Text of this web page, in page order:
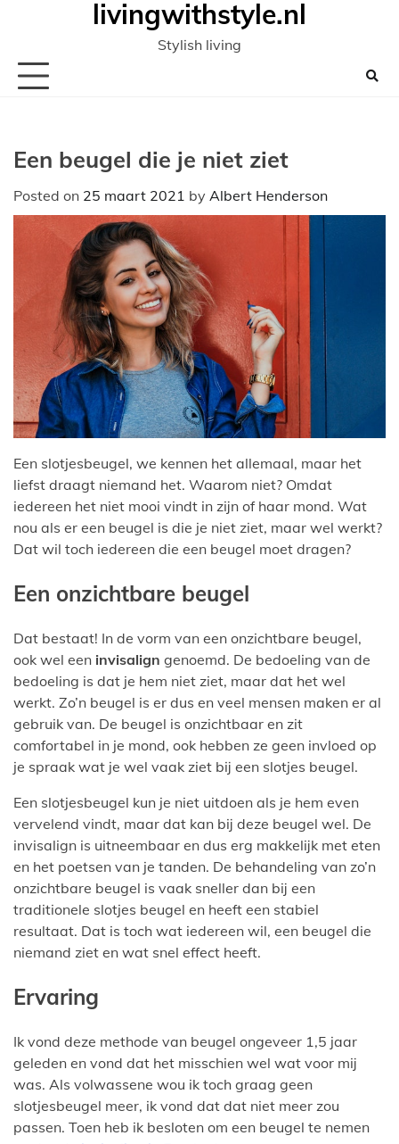
inhoud
livingwithstyle.nl
Stylish living
Een beugel die je niet ziet
Posted on 25 maart 2021 by Albert Henderson
Een slotjesbeugel, we kennen het allemaal, maar het
liefst draagt niemand het. Waarom niet? Omdat
iedereen het niet mooi vindt in zijn of haar mond. Wat
nou als er een beugel is die je niet ziet, maar wel werkt?
Dat wil toch iedereen die een beugel moet dragen?
Een onzichtbare beugel
Dat bestaat! In de vorm van een onzichtbare beugel,
ook wel een invisalign genoemd. De bedoeling van de
bedoeling is dat je hem niet ziet, maar dat het wel
werkt. Zo’n beugel is er dus en veel mensen maken er al
gebruik van. De beugel is onzichtbaar en zit
comfortabel in je mond, ook hebben ze geen invloed op
je spraak wat je wel vaak ziet bij een slotjes beugel.
Een slotjesbeugel kun je niet uitdoen als je hem even
vervelend vindt, maar dat kan bij deze beugel wel. De
invisalign is uitneembaar en dus erg makkelijk met eten
en het poetsen van je tanden. De behandeling van zo’n
onzichtbare beugel is vaak sneller dan bij een
traditionele slotjes beugel en heeft een stabiel
resultaat. Dat is toch wat iedereen wil, een beugel die
niemand ziet en wat snel effect heeft.
Ervaring
Ik vond deze methode van beugel ongeveer 1,5 jaar
geleden en vond dat het misschien wel wat voor mij
was. Als volwassene wou ik toch graag geen
slotjesbeugel meer, ik vond dat dat niet meer zou
passen. Toen heb ik besloten om een beugel te nemen